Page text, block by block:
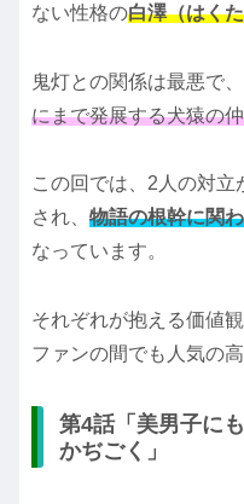
ない性格の白澤（はく
鬼灯との関係は最悪で、
にまで発展する犬猿の仲
この回では、2人の対
され、 物語の根幹に関
なっています。
それぞれが抱える価値
ファンの間でも人気の
第4話「美男子に
かぢごく」